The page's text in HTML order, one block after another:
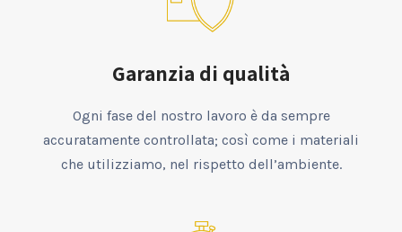
Garanzia di qualità
Ogni fase del nostro lavoro è da sempre
accuratamente controllata; così come i materiali
che utilizziamo, nel rispetto dell’ambiente.